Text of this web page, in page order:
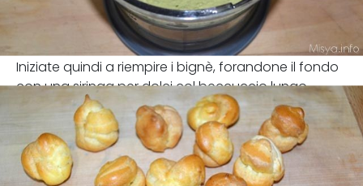
Iniziate quindi a riempire i bignè, forandone il fondo
con una siringa per dolci col beccuccio lungo.